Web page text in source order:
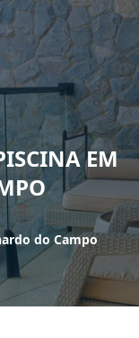
EM
do Campo